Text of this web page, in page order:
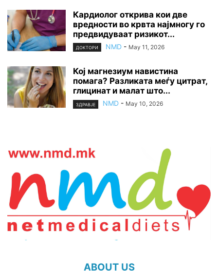
Кардиолог открива кои две
вредности во крвта најмногу го
предвидуваат ризикот...
ДОКТОРИ NMD - May 11, 2026
Кој магнезиум навистина
помага? Разликата меѓу цитрат,
глицинат и малат што...
ЗДРАВЈЕ NMD - May 10, 2026
ABOUT US